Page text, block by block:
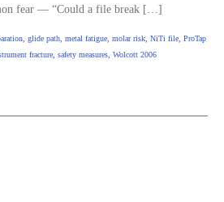
fear — “Could a file break […]
, glide path, metal fatigue, molar risk, NiTi file, ProTap
fracture, safety measures, Wolcott 2006